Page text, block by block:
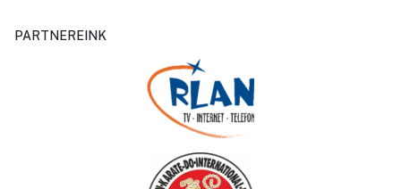
PARTNEREINK